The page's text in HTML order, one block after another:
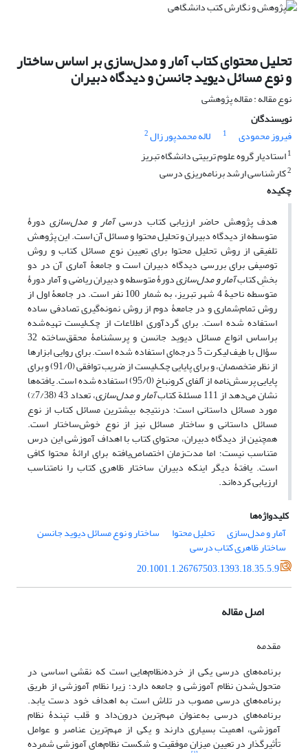
تحلیل محتوای کتاب آمار و مدل‌سازی بر اساس ساختار
و نوع مسائل دیوید جانسن و دیدگاه دبیران
نوع مقاله : مقاله پژوهشی
نویسندگان
فیروز محمودی
1 لاله محمدپور زال2
1استادیار گروه علوم تربیتی دانشگاه تبریز
2کارشناسی ارشد برنامه‌ریزی درسی
چکیده
هدف پژوهش حاضر ارزیابی کتاب درسیآمار و مدل‌سازیدورۀ
متوسطه از دیدگاه دبیران و تحلیل محتوا و مسائل آن است. این پژوهش
تلفیقی از روش تحلیل محتوا برای تعیین نوع مسائل کتاب و روش
توصیفی برای بررسی دیدگاه دبیران است و جامعۀ آماری آن در دو
بخشِ کتابآمار و مدل‌سازیدورۀ متوسطه و دبیران ریاضی و آمار دورۀ
متوسطه ناحیۀ 4 شهر تبریز، به شمار 100 نفر است. در جامعۀ اول از
روش تمام‌شماری و در جامعۀ دوم از روش نمونه‌گیری تصادفی ساده
استفاده شده است. برای گردآوری اطلاعات از چک‌لیست تهیه‌شده
براساس انواع مسائل دیوید جانسن و پرسشنامۀ محقق‌ساخته 32
سؤال با طیف لیکرت 5 درجه‌ای استفاده شده است. برای روایی ابزارها
از نظر متخصصان، و برای پایایی چک‌لیست از ضریب توافقی (91/0) و برای
پایایی پرسش‌نامه از آلفای کرونباخ (95/0) استفاده شده است. یافته‌ها
نشان می‌دهد از 111 مسئلة کتاب آمار و مدل‌سازی ، تعداد 43 (7/38%)
مورد مسائل داستانی است؛ درنتیجه بیشترین مسائل کتاب از نوع
مسائل داستانی و ساختار مسائل نیز از نوع خوش‌ساختار است.
همچنین از دیدگاه دبیران، محتوای کتاب با اهداف آموزشی این درس
متناسب نیست؛ اما مدت‌زمان اختصاص‌یافته برای ارائۀ محتوا کافی
است. یافتۀ دیگر اینکه دبیران ساختار ظاهری کتاب را نامتناسب
ارزیابی کرده‌اند.
کلیدواژه‌ها
آمار و مدل‌سازی
تحلیل محتوا ساختار و نوع مسائل دیوید جانسن
ساختار ظاهری کتاب درسی
20.1001.1.26767503.1393.18.35.5.9
اصل مقاله
مقدمه
برنامه‌های درسی یکی از خرده‌نظام‌هایی است که نقشی اساسی در
متحول‌شدن نظام آموزشی و جامعه دارد؛ زیرا نظام آموزشی از طریق
برنامه‌های درسی مصوب در تلاش است به اهداف خود دست یابد.
برنامه‌های درسی به‌عنوان مهم‌ترین درون‌داد و قلب تپندۀ نظام
آموزشی، اهمیت بسیاری دارند و یکی از مهم‌ترین عناصر و عوامل
تأثیرگذار در تعیین میزان موفقیت و شکست نظام‌های آموزشی شمرده